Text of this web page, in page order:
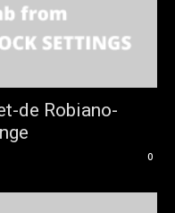
de Robiano-
0